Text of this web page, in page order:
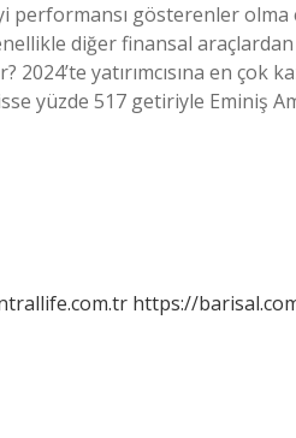
gösterenler olma
diğer finansal
yatırımcısına en çok
yüzde 517 getiriyle Eminiş
https://